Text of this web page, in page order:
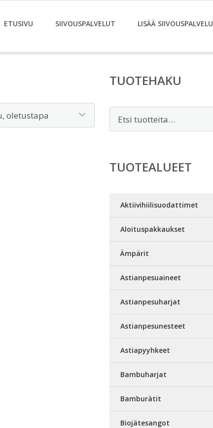
ETUSIVU SIIVOUSPALVELUT LISÄÄ SIIVOUSPALVELU
TUOTEHAKU
TUOTEALUEET
Aktiivihiilisuodattimet
Aloituspakkaukset
Ämpärit
Astianpesuaineet
Astianpesuharjat
Astianpesunesteet
Astiapyyhkeet
Bambuharjat
Bamburätit
Biojätesangot